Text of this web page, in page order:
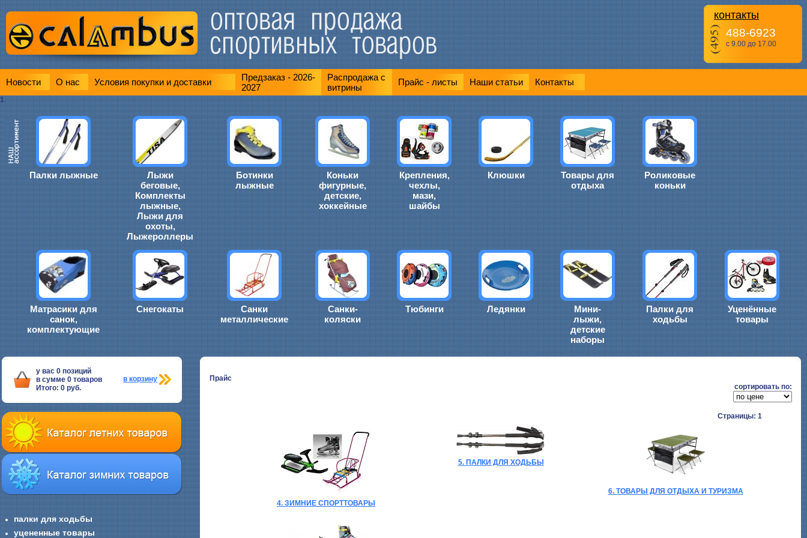
контакты
488-6923
с 9.00 до 17.00
Новости О нас Условия покупки и доставки
Предзаказ - 2026-
2027
Распродажа с
витрины
Прайс - листы Наши статьи Контакты
1
Палки лыжные
Лыжи
беговые,
Комплекты
лыжные,
Лыжи для
охоты,
Лыжероллеры
Ботинки
лыжные
Коньки
фигурные,
детские,
хоккейные
Крепления,
чехлы,
мази,
шайбы
Клюшки
Товары для
отдыха
Роликовые
коньки
Матрасики для
санок,
комплектующие
Снегокаты
Санки
металлические
Санки-
коляски
Тюбинги Ледянки
Мини-
лыжи,
детские
наборы
Палки для
ходьбы
Уценённые
товары
у вас 0 позиций
в сумме 0 товаров
Итого: 0 руб.
в корзину
палки для ходьбы
уцененные товары
Прайс
cортировать по:
Страницы: 1
4. ЗИМНИЕ СПОРТТОВАРЫ
5. ПАЛКИ ДЛЯ ХОДЬБЫ
6. ТОВАРЫ ДЛЯ ОТДЫХА И ТУРИЗМА